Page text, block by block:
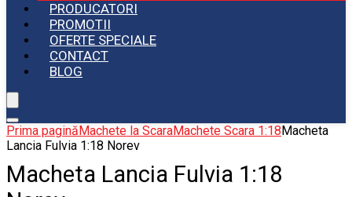
PRODUCATORI
PROMOTII
OFERTE SPECIALE
CONTACT
BLOG
Prima paginăMachete la ScaraMachete Scara 1:18Macheta
Lancia Fulvia 1:18 Norev
Macheta Lancia Fulvia 1:18